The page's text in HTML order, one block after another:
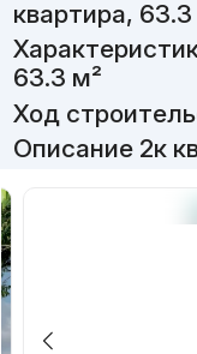
квартира,
63.3 м²
Ход
Описание 2к